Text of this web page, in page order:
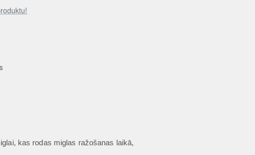
kas rodas miglas ražošanas laikā,